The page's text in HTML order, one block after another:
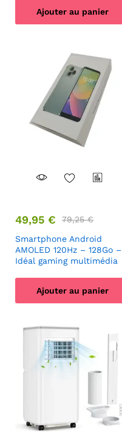
Ajouter au panier
49,95 € 79,25€
Smartphone Android
AMOLED 120Hz – 128Go –
Idéal gaming multimédia
Ajouter au panier